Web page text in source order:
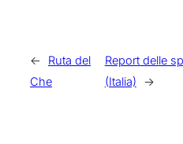
←
Ruta del
Che
Report delle
(Italia)
→